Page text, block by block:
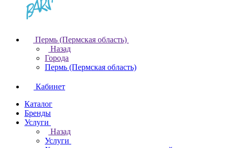
Пермь (Пермская область)
Назад
Города
Пермь (Пермская область)
Кабинет
Каталог
Бренды
Услуги
Назад
Услуги